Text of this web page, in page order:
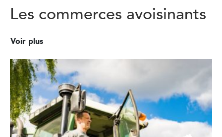
Les commerces avoisinants
Voir plus